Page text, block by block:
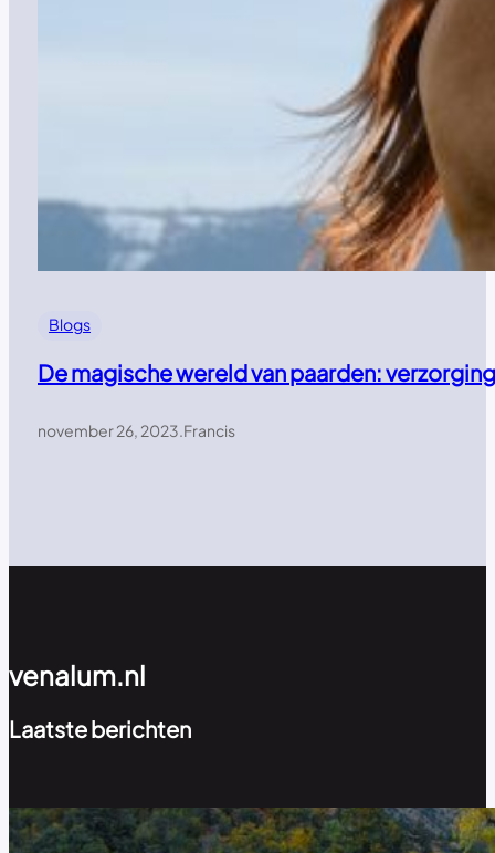
Blogs
De magische wereld van paarden:
november 26, 2023.Francis
venalum.nl
Laatste berichten